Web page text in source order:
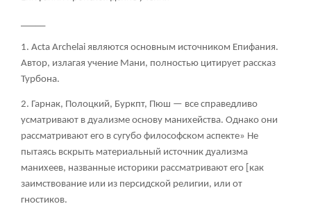
1. Acta Archelai являются основным источником Епифания.
Автор, излагая учение Мани, полностью цитирует рассказ
Турбона.
2. Гарнак, Полоцкий, Буркпт, Пюш — все справедливо
усматривают в дуализме основу манихейства. Однако они
рассматривают его в сугубо философском аспекте» Не
пытаясь вскрыть материальный источник дуализма
манихеев, названные историки рассматривают его [как
заимствование или из персидской религии, или от
гностиков.